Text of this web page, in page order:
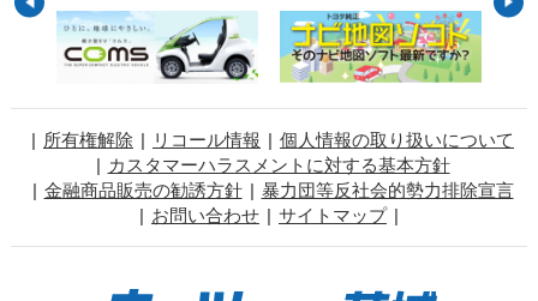
所有権解除 リコール情報
個人情報の取り扱いについて
カスタマーハラスメントに対する基本方針
金融商品販売の勧誘方針
暴力団等反社会的勢力排除宣言
お問い合わせ
サイトマップ